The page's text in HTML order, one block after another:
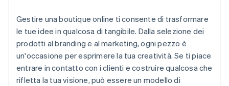
Gestire una boutique online ti consente di trasformare
le tue idee in qualcosa di tangibile. Dalla selezione dei
prodotti al branding e al marketing, ogni pezzo è
un'occasione per esprimere la tua creatività. Se ti piace
entrare in contatto con i clienti e costruire qualcosa che
rifletta la tua visione, può essere un modello di